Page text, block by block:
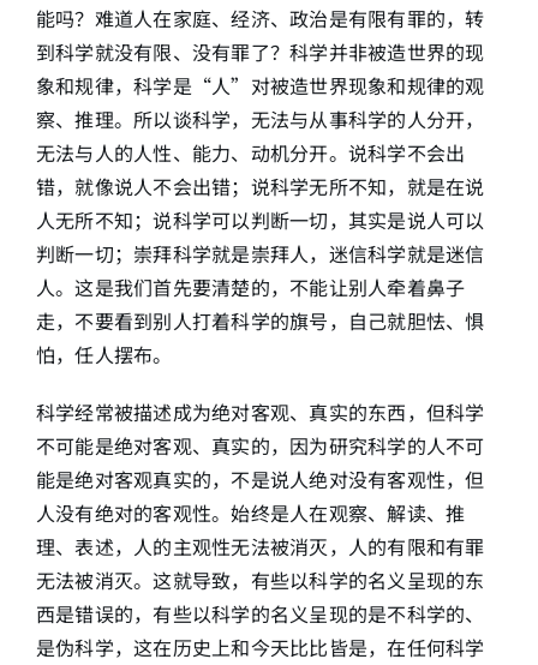
能吗？难道人在家庭、经济、政治是有限有罪的，转
到科学就没有限、没有罪了？科学并非被造世界的现
象和规律，科学是“人”对被造世界现象和规律的观
察、推理。所以谈科学，无法与从事科学的人分开，
无法与人的人性、能力、动机分开。说科学不会出
错，就像说人不会出错；说科学无所不知，就是在说
人无所不知；说科学可以判断一切，其实是说人可以
判断一切；崇拜科学就是崇拜人，迷信科学就是迷信
人。这是我们首先要清楚的，不能让别人牵着鼻子
走，不要看到别人打着科学的旗号，自己就胆怯、惧
怕，任人摆布。
科学经常被描述成为绝对客观、真实的东西，但科学
不可能是绝对客观、真实的，因为研究科学的人不可
能是绝对客观真实的，不是说人绝对没有客观性，但
人没有绝对的客观性。始终是人在观察、解读、推
理、表述，人的主观性无法被消灭，人的有限和有罪
无法被消灭。这就导致，有些以科学的名义呈现的东
西是错误的，有些以科学的名义呈现的是不科学的、
是伪科学，这在历史上和今天比比皆是，在任何科学